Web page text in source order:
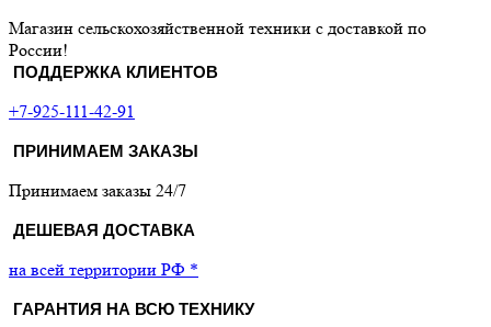
Магазин сельскохозяйственной техники с доставкой по
России!
ПОДДЕРЖКА КЛИЕНТОВ
+7-925-111-42-91
ПРИНИМАЕМ ЗАКАЗЫ
Принимаем заказы 24/7
ДЕШЕВАЯ ДОСТАВКА
на всей территории РФ *
ГАРАНТИЯ НА ВСЮ ТЕХНИКУ